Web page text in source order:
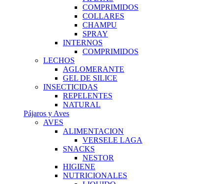
COMPRIMIDOS
COLLARES
CHAMPU
SPRAY
INTERNOS
COMPRIMIDOS
LECHOS
AGLOMERANTE
GEL DE SILICE
INSECTICIDAS
REPELENTES
NATURAL
Pájaros y Aves
AVES
ALIMENTACION
VERSELE LAGA
SNACKS
NESTOR
HIGIENE
NUTRICIONALES